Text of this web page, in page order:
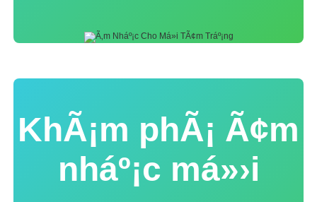
KhÃ¡m phÃ¡ Ã¢m
nháº¡c má»›i